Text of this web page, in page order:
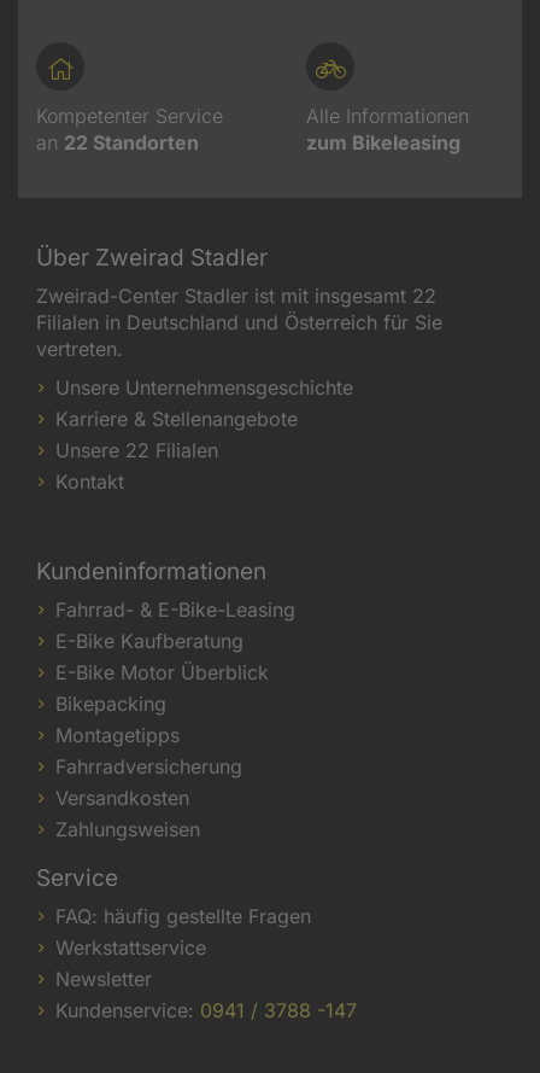
Kompetenter Service
an 22 Standorten
Alle Informationen
zum Bikeleasing
Über Zweirad Stadler
Zweirad-Center Stadler ist mit insgesamt 22
Filialen in Deutschland und Österreich für Sie
vertreten.
Unsere Unternehmensgeschichte
Karriere & Stellenangebote
Unsere 22 Filialen
Kontakt
Kundeninformationen
Fahrrad- & E-Bike-Leasing
E-Bike Kaufberatung
E-Bike Motor Überblick
Bikepacking
Montagetipps
Fahrradversicherung
Versandkosten
Zahlungsweisen
Service
FAQ: häufig gestellte Fragen
Werkstattservice
Newsletter
Kundenservice: 0941 / 3788 -147